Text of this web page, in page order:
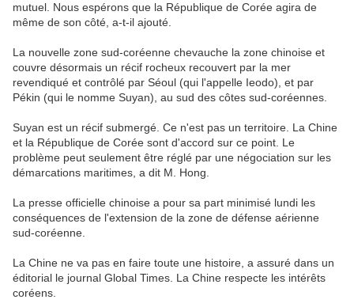
mutuel. Nous espérons que la République de Corée agira de
même de son côté, a-t-il ajouté.
La nouvelle zone sud-coréenne chevauche la zone chinoise et
couvre désormais un récif rocheux recouvert par la mer
revendiqué et contrôlé par Séoul (qui l'appelle Ieodo), et par
Pékin (qui le nomme Suyan), au sud des côtes sud-coréennes.
Suyan est un récif submergé. Ce n'est pas un territoire. La Chine
et la République de Corée sont d'accord sur ce point. Le
problème peut seulement être réglé par une négociation sur les
démarcations maritimes, a dit M. Hong.
La presse officielle chinoise a pour sa part minimisé lundi les
conséquences de l'extension de la zone de défense aérienne
sud-coréenne.
La Chine ne va pas en faire toute une histoire, a assuré dans un
éditorial le journal Global Times. La Chine respecte les intérêts
coréens.